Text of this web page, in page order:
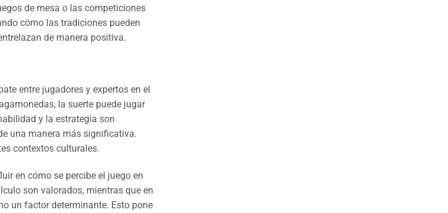
de mesa o las competiciones
cómo las tradiciones pueden
de manera positiva.
entre jugadores y expertos en el
la suerte puede jugar
y la estrategia son
una manera más significativa.
contextos culturales.
en cómo se percibe el juego en
son valorados, mientras que en
un factor determinante. Esto pone